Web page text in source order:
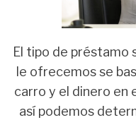
El tipo de préstamo
le ofrecemos se
carro y el dinero en
así podemos